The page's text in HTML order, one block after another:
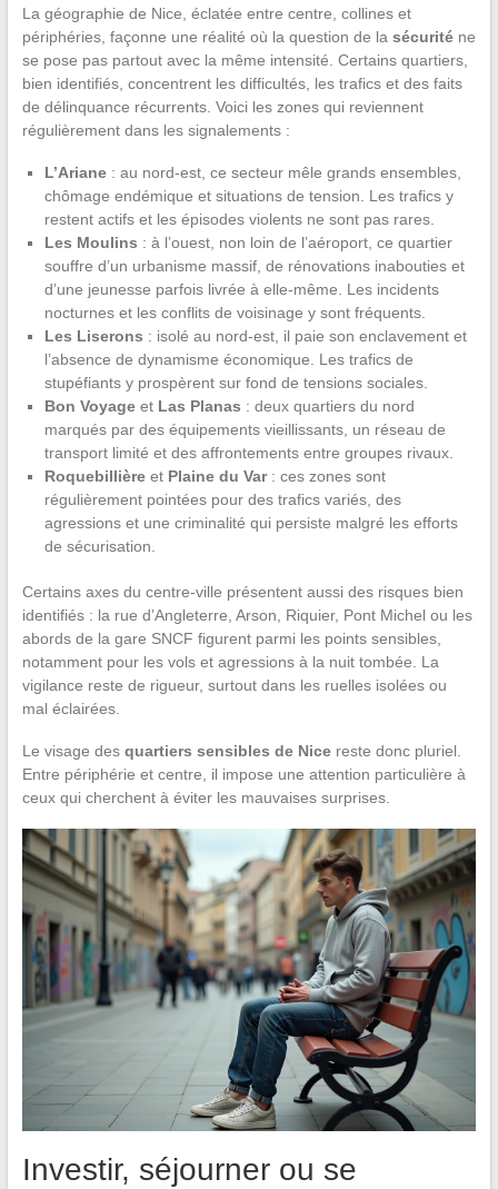
La géographie de Nice, éclatée entre centre, collines et
périphéries, façonne une réalité où la question de la sécuriténe
se pose pas partout avec la même intensité. Certains quartiers,
bien identifiés, concentrent les difficultés, les trafics et des faits
de délinquance récurrents. Voici les zones qui reviennent
régulièrement dans les signalements :
L’Ariane: au nord-est, ce secteur mêle grands ensembles,
chômage endémique et situations de tension. Les trafics y
restent actifs et les épisodes violents ne sont pas rares.
Les Moulins : à l’ouest, non loin de l’aéroport, ce quartier
souffre d’un urbanisme massif, de rénovations inabouties et
d’une jeunesse parfois livrée à elle-même. Les incidents
nocturnes et les conflits de voisinage y sont fréquents.
Les Liserons : isolé au nord-est, il paie son enclavement et
l’absence de dynamisme économique. Les trafics de
stupéfiants y prospèrent sur fond de tensions sociales.
Bon Voyageet Las Planas : deux quartiers du nord
marqués par des équipements vieillissants, un réseau de
transport limité et des affrontements entre groupes rivaux.
Roquebillièreet Plaine du Var: ces zones sont
régulièrement pointées pour des trafics variés, des
agressions et une criminalité qui persiste malgré les efforts
de sécurisation.
Certains axes du centre-ville présentent aussi des risques bien
identifiés : la rue d’Angleterre, Arson, Riquier, Pont Michel ou les
abords de la gare SNCF figurent parmi les points sensibles,
notamment pour les vols et agressions à la nuit tombée. La
vigilance reste de rigueur, surtout dans les ruelles isolées ou
mal éclairées.
Le visage des quartiers sensibles de Nicereste donc pluriel.
Entre périphérie et centre, il impose une attention particulière à
ceux qui cherchent à éviter les mauvaises surprises.
Investir, séjourner ou se